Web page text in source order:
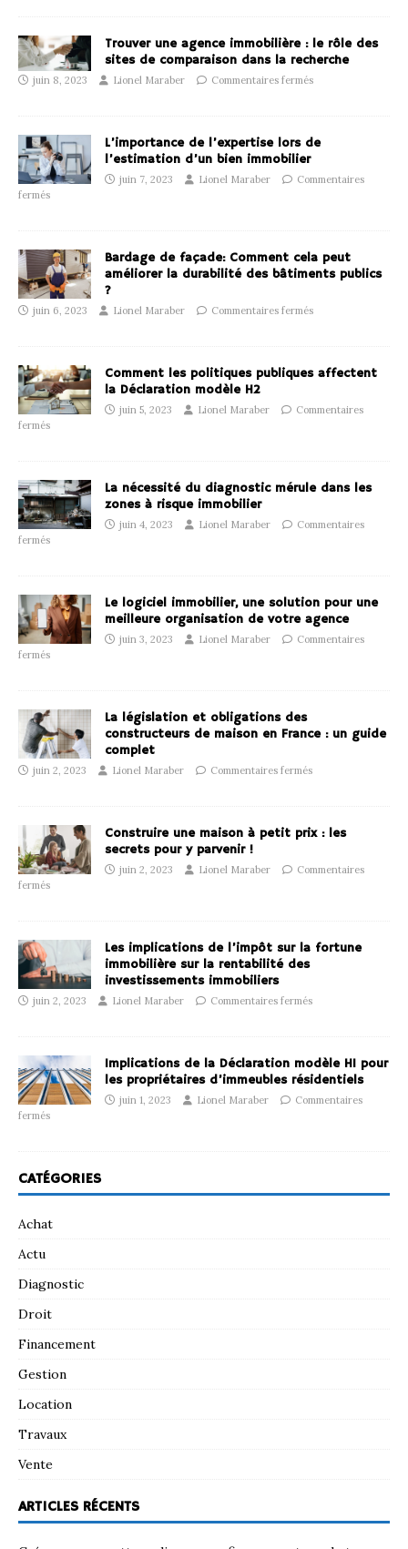
Trouver une agence immobilière : le rôle des
sites de comparaison dans la recherche
juin 8, 2023 Lionel Maraber Commentaires fermés
L’importance de l’expertise lors de
l’estimation d’un bien immobilier
juin 7, 2023 Lionel Maraber
Commentaires
fermés
Bardage de façade: Comment cela peut
améliorer la durabilité des bâtiments publics
?
juin 6, 2023 Lionel Maraber Commentaires fermés
Comment les politiques publiques affectent
la Déclaration modèle H2
juin 5, 2023 Lionel Maraber
Commentaires
fermés
La nécessité du diagnostic mérule dans les
zones à risque immobilier
juin 4, 2023 Lionel Maraber
Commentaires
fermés
Le logiciel immobilier, une solution pour une
meilleure organisation de votre agence
juin 3, 2023 Lionel Maraber
Commentaires
fermés
La législation et obligations des
constructeurs de maison en France : un guide
complet
juin 2, 2023 Lionel Maraber Commentaires fermés
Construire une maison à petit prix : les
secrets pour y parvenir !
juin 2, 2023 Lionel Maraber
Commentaires
fermés
Les implications de l’impôt sur la fortune
immobilière sur la rentabilité des
investissements immobiliers
juin 2, 2023 Lionel Maraber Commentaires fermés
Implications de la Déclaration modèle H1 pour
les propriétaires d’immeubles résidentiels
juin 1, 2023 Lionel Maraber
Commentaires
fermés
CATÉGORIES
Achat
Actu
Diagnostic
Droit
Financement
Gestion
Location
Travaux
Vente
ARTICLES RÉCENTS